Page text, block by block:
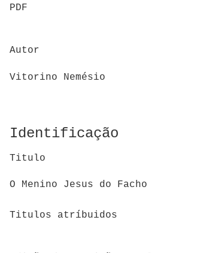
PDF
Autor
Vitorino Nemésio
Identificação
Titulo
O Menino Jesus do Facho
Titulos atríbuidos